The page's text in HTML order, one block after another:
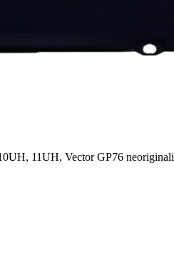
11UH, Vector GP76 neoriginali